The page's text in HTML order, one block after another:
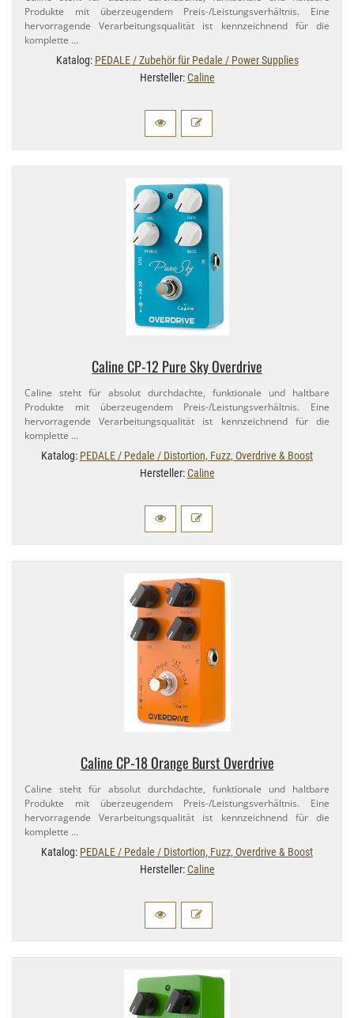
Produkte mit überzeugendem Preis-​/Leistungsverhältnis. Eine
hervorragende Verarbeitungsqualität ist kennzeichnend für die
komplette …
Katalog: PEDALE / Zubehör für Pedale / Power Supplies
Hersteller:Caline
Caline CP-​12 Pure Sky Overdrive
Caline steht für absolut durchdachte, funktionale und haltbare
Produkte mit überzeugendem Preis-​/Leistungsverhältnis. Eine
hervorragende Verarbeitungsqualität ist kennzeichnend für die
komplette …
Katalog: PEDALE / Pedale / Distortion, Fuzz, Overdrive & Boost
Hersteller:Caline
Caline CP-​18 Orange Burst Overdrive
Caline steht für absolut durchdachte, funktionale und haltbare
Produkte mit überzeugendem Preis-​/Leistungsverhältnis. Eine
hervorragende Verarbeitungsqualität ist kennzeichnend für die
komplette …
Katalog: PEDALE / Pedale / Distortion, Fuzz, Overdrive & Boost
Hersteller:Caline